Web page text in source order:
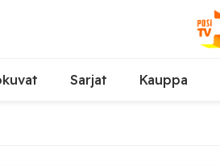
Sarjat Kauppa